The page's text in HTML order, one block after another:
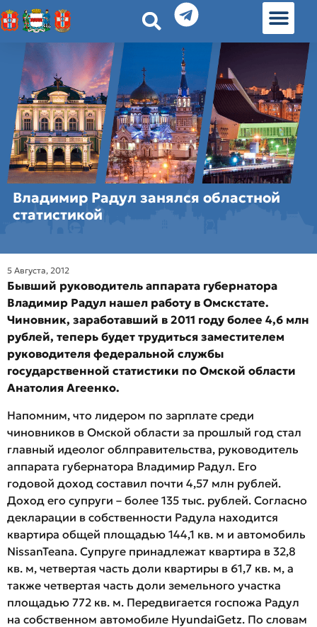
Владимир Радул занялся областной
статистикой
5 Августа, 2012
Бывший руководитель аппарата губернатора
Владимир Радул нашел работу в Омскстате.
Чиновник, заработавший в 2011 году более 4,6 млн
рублей, теперь будет трудиться заместителем
руководителя федеральной службы
государственной статистики по Омской области
Анатолия Агеенко.
Напомним, что лидером по зарплате среди
чиновников в Омской области за прошлый год стал
главный идеолог облправительства, руководитель
аппарата губернатора Владимир Радул. Его
годовой доход составил почти 4,57 млн рублей.
Доход его супруги – более 135 тыс. рублей. Согласно
декларации в собственности Радула находится
квартира общей площадью 144,1 кв. м и автомобиль
NissanTeana. Супруге принадлежат квартира в 32,8
кв. м, четвертая часть доли квартиры в 61,7 кв. м, а
также четвертая часть доли земельного участка
площадью 772 кв. м. Передвигается госпожа Радул
на собственном автомобиле HyundaiGetz. По словам